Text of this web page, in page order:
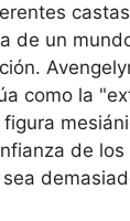
de un
como la
de